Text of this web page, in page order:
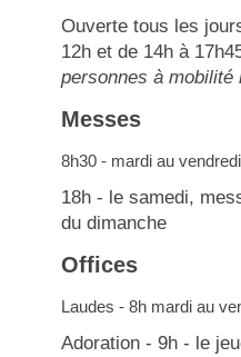
Ouverte tous les
12h et de 14h à
personnes à mobilité
Messes
8h30 - mardi au vendredi
18h - le samedi,
du dimanche
Offices
Laudes - 8h mardi au
Adoration - 9h - le